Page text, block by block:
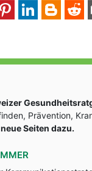
Prävention,
Seiten dazu.